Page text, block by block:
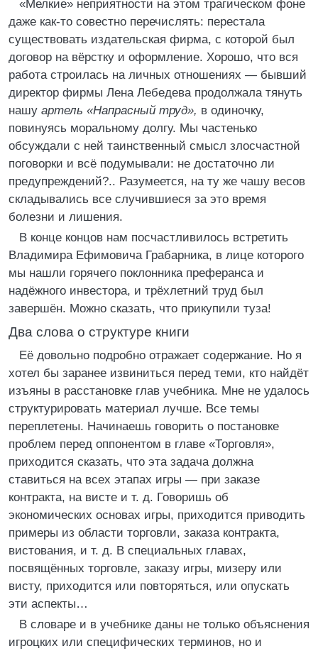
«Мелкие» неприятности на этом трагическом фоне
даже как-то совестно перечислять: перестала
существовать издательская фирма, с которой был
договор на вёрстку и оформление. Хорошо, что вся
работа строилась на личных отношениях ― бывший
директор фирмы Лена Лебедева продолжала тянуть
нашу артель «Напрасный труд», в одиночку,
повинуясь моральному долгу. Мы частенько
обсуждали с ней таинственный смысл злосчастной
поговорки и всё подумывали: не достаточно ли
предупреждений?.. Разумеется, на ту же чашу весов
складывались все случившиеся за это время
болезни и лишения.
В конце концов нам посчастливилось встретить
Владимира Ефимовича Грабарника, в лице которого
мы нашли горячего поклонника преферанса и
надёжного инвестора, и трёхлетний труд был
завершён. Можно сказать, что прикупили туза!
Два слова о структуре книги
Её довольно подробно отражает содержание. Но я
хотел бы заранее извиниться перед теми, кто найдёт
изъяны в расстановке глав учебника. Мне не удалось
структурировать материал лучше. Все темы
переплетены. Начинаешь говорить о постановке
проблем перед оппонентом в главе «Торговля»,
приходится сказать, что эта задача должна
ставиться на всех этапах игры ― при заказе
контракта, на висте и т. д. Говоришь об
экономических основах игры, приходится приводить
примеры из области торговли, заказа контракта,
вистования, и т. д. В специальных главах,
посвящённых торговле, заказу игры, мизеру или
висту, приходится или повторяться, или опускать
эти аспекты…
В словаре и в учебнике даны не только объяснения
игроцких или специфических терминов, но и